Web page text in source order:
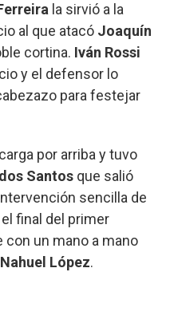
la sirvió a la
al que atacó Joaquín
cortina. Iván Rossi
y el defensor lo
para festejar
por arriba y tuvo
Santos que salió
sencilla de
el final del primer
con un mano a mano
Nahuel López.